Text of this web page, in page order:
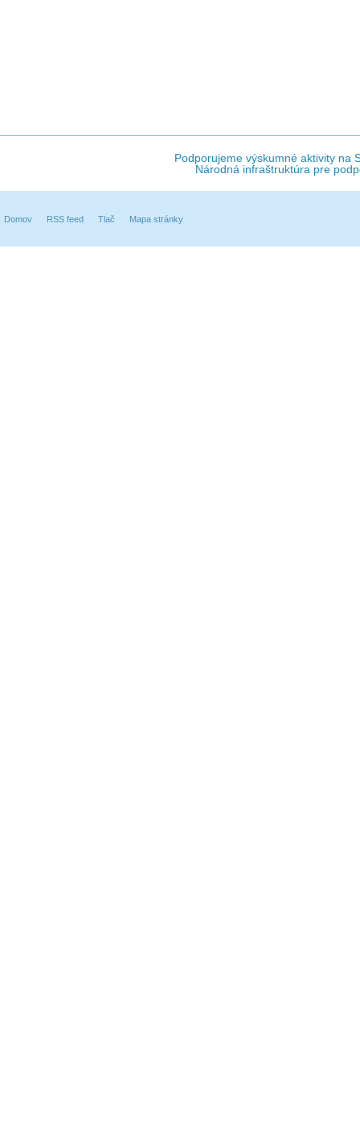
Podporujeme výskumné aktivity na
Národná infraštruktúra pre
Domov RSS feed Tlač Mapa stránky